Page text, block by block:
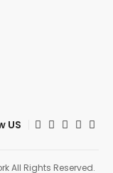
US
All Rights Reserved.